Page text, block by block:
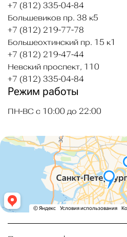
+7 (812) 335-04-84
Большевиков пр. 38 к5
+7 (812) 219-77-78
Большеохтинский пр. 15 к1
+7 (812) 219-47-44
Невский проспект, 110
+7 (812) 335-04-84
Режим работы
ПН-ВС с 10:00 до 22:00